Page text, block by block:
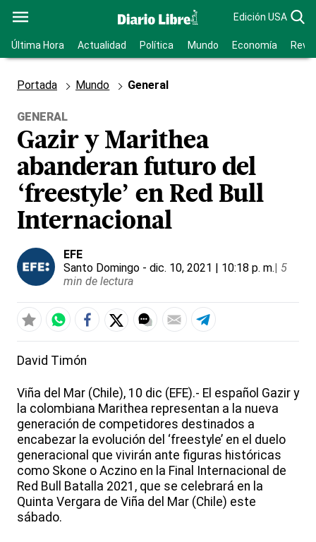
Edición USA
Última Hora Actualidad Política Mundo Economía
Portada Mundo General
GENERAL
Gazir y Marithea
abanderan futuro del
‘freestyle’ en Red Bull
Internacional
EFE
Santo Domingo - dic. 10, 2021 | 10:18 p. m.| 5
min de lectura
David Timón
Viña del Mar (Chile), 10 dic (EFE).- El español Gazir y
la colombiana Marithea representan a la nueva
generación de competidores destinados a
encabezar la evolución del ‘freestyle’ en el duelo
generacional que vivirán ante figuras históricas
como Skone o Aczino en la Final Internacional de
Red Bull Batalla 2021, que se celebrará en la
Quinta Vergara de Viña del Mar (Chile) este
sábado.